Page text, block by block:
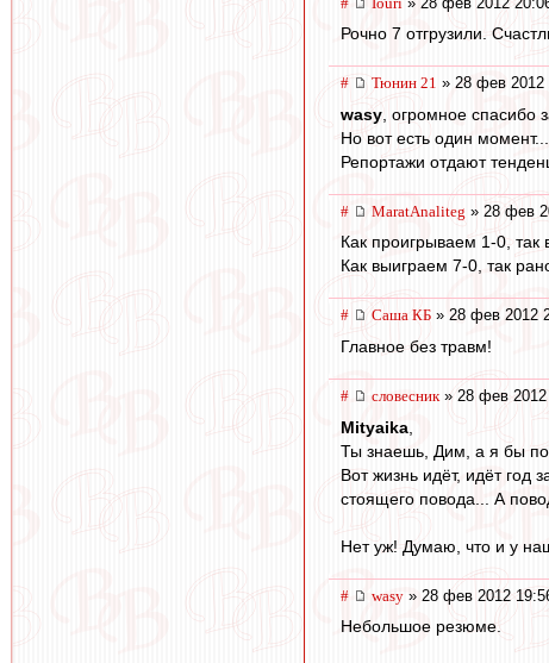
Рочно 7 отгрузили.
# Тюнин 21 » 28 фев 2012
wasy , огромное спасибо
Но вот есть один
Репортажи отдают
# MaratAnaliteg » 28 фев
Как проигрываем 1-0,
Как выиграем 7-0, так
# Саша КБ » 28 фев 2012
Главное без травм!
# словесник» 28 фев 2012
Mityaika
Ты знаешь, Дим, а я бы
Вот жизнь идёт, идёт год
стоящего повода... А
Нет уж! Думаю, что и у
# wasy » 28 фев 2012
Небольшое резюме.